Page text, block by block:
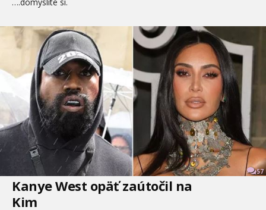
57
Kanye West opäť zaútočil na
Kim